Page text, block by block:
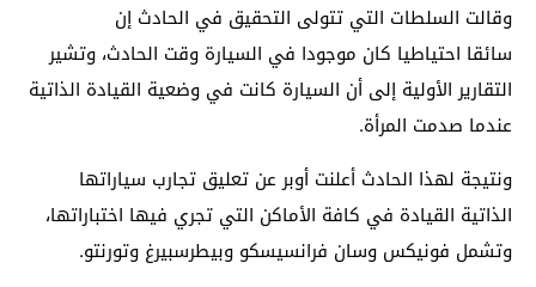
وقالت السلطات التي تتولى التحقيق في الحادث إن
سائقا احتياطيا كان موجودا في السيارة وقت الحادث، وتشير
التقارير الأولية إلى أن السيارة كانت في وضعية القيادة الذاتية
عندما صدمت المرأة.
ونتيجة لهذا الحادث أعلنت أوبر عن تعليق تجارب سياراتها
الذاتية القيادة في كافة الأماكن التي تجري فيها اختباراتها،
وتشمل فونيكس وسان فرانسيسكو وبيطرسبيرغ وتورنتو.